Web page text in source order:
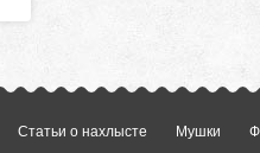
Статьи о нахлысте Мушки